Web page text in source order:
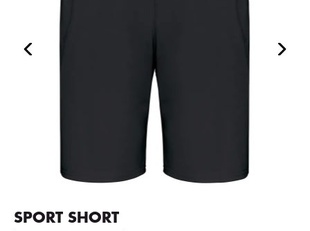
SPORT SHORT